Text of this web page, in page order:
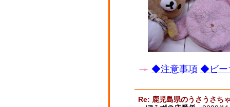
◆注意事項 ◆ビー
Re: 鹿児島県のうさうさち